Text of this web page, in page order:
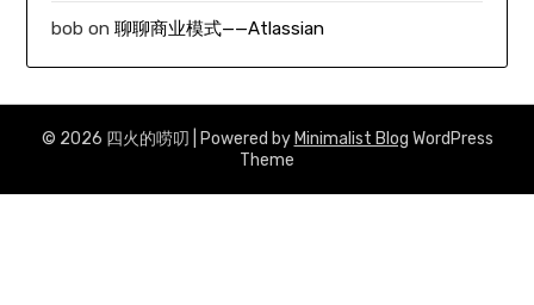
bob on聊聊商业模式——Atlassian
© 2026 四火的唠叨 | Powered by Minimalist Blog WordPress
Theme